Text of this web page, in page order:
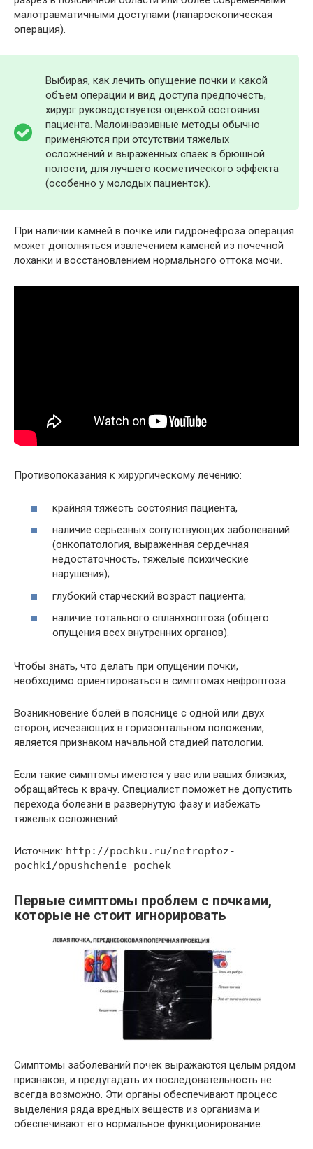
малотравматичными доступами (лапароскопическая
операция).
Выбирая, как лечить опущение почки и какой
объем операции и вид доступа предпочесть,
хирург руководствуется оценкой состояния
пациента. Малоинвазивные методы обычно
применяются при отсутствии тяжелых
осложнений и выраженных спаек в брюшной
полости, для лучшего косметического эффекта
(особенно у молодых пациенток).
При наличии камней в почке или гидронефроза операция
может дополняться извлечением каменей из почечной
лоханки и восстановлением нормального оттока мочи.
Противопоказания к хирургическому лечению:
крайняя тяжесть состояния пациента,
наличие серьезных сопутствующих заболеваний
(онкопатология, выраженная сердечная
недостаточность, тяжелые психические
нарушения);
глубокий старческий возраст пациента;
наличие тотального спланхноптоза (общего
опущения всех внутренних органов).
Чтобы знать, что делать при опущении почки,
необходимо ориентироваться в симптомах нефроптоза.
Возникновение болей в пояснице с одной или двух
сторон, исчезающих в горизонтальном положении,
является признаком начальной стадией патологии.
Если такие симптомы имеются у вас или ваших близких,
обращайтесь к врачу. Специалист поможет не допустить
перехода болезни в развернутую фазу и избежать
тяжелых осложнений.
Источник: http://pochku.ru/nefroptoz-
pochki/opushchenie-pochek
Первые симптомы проблем с почками,
которые не стоит игнорировать
Симптомы заболеваний почек выражаются целым рядом
признаков, и предугадать их последовательность не
всегда возможно. Эти органы обеспечивают процесс
выделения ряда вредных веществ из организма и
обеспечивают его нормальное функционирование.